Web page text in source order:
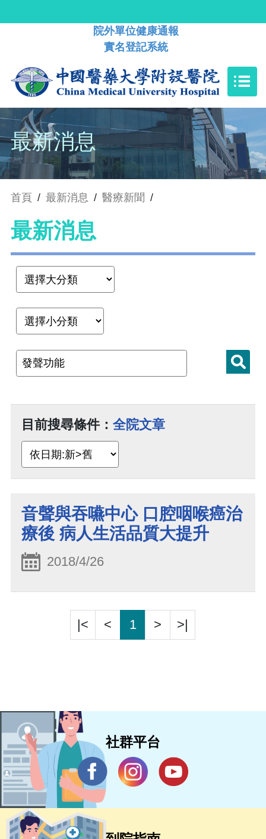
院外單位健康通報
實名登記系統
最新消息
首頁 / 最新消息 / 醫療新聞 /
最新消息
目前搜尋條件： 全院文章
音聲與吞嚥中心 口腔咽喉癌治
療後 病人生活品質大提升
2018/4/26
|< < 1 > >|
社群平台